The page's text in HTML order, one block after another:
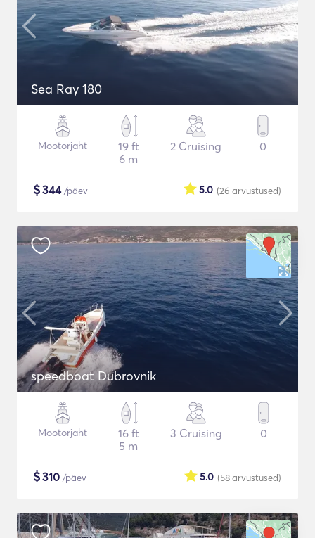
Sea Ray 180
Mootorjaht
19 ft
6 m
2 Cruising 0
$344/päev (26 arvustused)
5.0
speedboat Dubrovnik
Mootorjaht
16 ft
5 m
3 Cruising 0
$310 /päev (58arvustused)
5.0